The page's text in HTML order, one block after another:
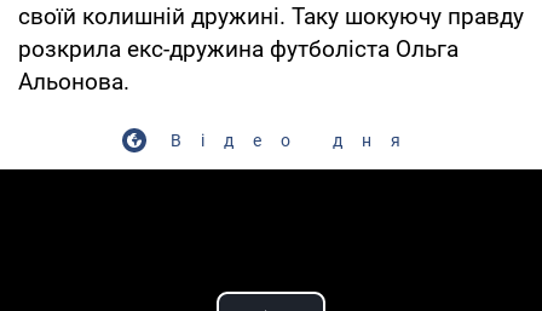
своїй колишній дружині. Таку шокуючу правду
розкрила екс-дружина футболіста Ольга
Альонова.
Відео дня